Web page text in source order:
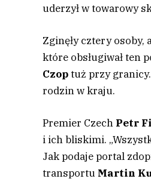
uderzył w towarowy
Zginęły cztery osoby,
które obsługiwał ten
Czoptuż przy
rodzin w kraju.
Premier Czech Petr
i ich bliskimi.
Jak podaje portal
transportu Martin